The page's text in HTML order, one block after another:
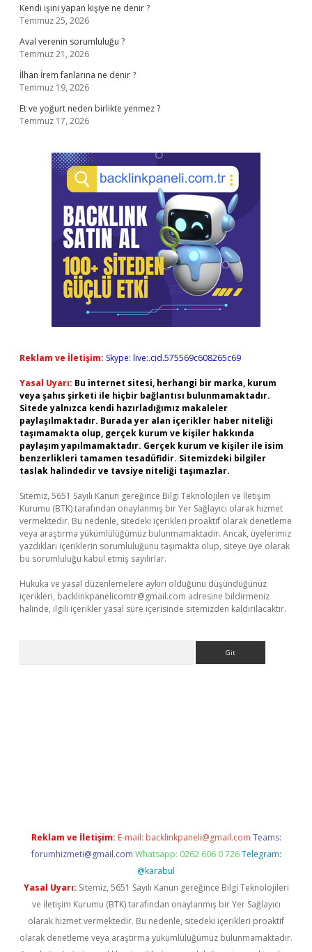
Kendi işini yapan kişiye ne denir ?
Temmuz 25, 2026
Aval verenin sorumluluğu ?
Temmuz 21, 2026
İlhan İrem fanlarına ne denir ?
Temmuz 19, 2026
Et ve yoğurt neden birlikte yenmez ?
Temmuz 17, 2026
Reklam ve İletişim: Skype: live:.cid.575569c608265c69
Yasal Uyarı: Bu internet sitesi, herhangi bir marka, kurum
veya şahıs şirketi ile hiçbir bağlantısı bulunmamaktadır.
Sitede yalnızca kendi hazırladığımız makaleler
paylaşılmaktadır. Burada yer alan içerikler haber niteliği
taşımamakta olup, gerçek kurum ve kişiler hakkında
paylaşım yapılmamaktadır. Gerçek kurum ve kişiler ile isim
benzerlikleri tamamen tesadüfidir. Sitemizdeki bilgiler
taslak halindedir ve tavsiye niteliği taşımazlar.
Sitemiz, 5651 Sayılı Kanun gereğince Bilgi Teknolojileri ve İletişim
Kurumu (BTK) tarafından onaylanmış bir Yer Sağlayıcı olarak hizmet
vermektedir. Bu nedenle, sitedeki içerikleri proaktif olarak denetleme
veya araştırma yükümlülüğümüz bulunmamaktadır. Ancak, üyelerimiz
yazdıkları içeriklerin sorumluluğunu taşımakta olup, siteye üye olarak
bu sorumluluğu kabul etmiş sayılırlar.
Hukuka ve yasal düzenlemelere aykırı olduğunu düşündüğünüz
içerikleri, backlinkpanelicomtr@gmail.com adresine bildirmeniz
halinde, ilgili içerikler yasal süre içerisinde sitemizden kaldırılacaktır.
Reklam ve İletişim: E-mail: backlinkpaneli@gmail.com Teams:
forumhizmeti@gmail.com Whatsapp: 0262 606 0 726 Telegram:
@karabul
Yasal Uyarı: Sitemiz, 5651 Sayılı Kanun gereğince Bilgi Teknolojileri
ve İletişim Kurumu (BTK) tarafından onaylanmış bir Yer Sağlayıcı
olarak hizmet vermektedir. Bu nedenle, sitedeki içerikleri proaktif
olarak denetleme veya araştırma yükümlülüğümüz bulunmamaktadır.